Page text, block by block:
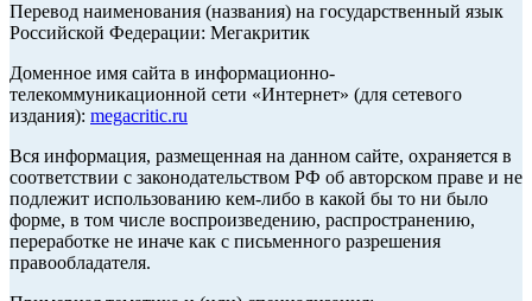
Перевод наименования (названия) на государственный язык
Российской Федерации: Мегакритик
Доменное имя сайта в информационно-
телекоммуникационной сети «Интернет» (для сетевого
издания): megacritic.ru
Вся информация, размещенная на данном сайте, охраняется в
соответствии с законодательством РФ об авторском праве и не
подлежит использованию кем-либо в какой бы то ни было
форме, в том числе воспроизведению, распространению,
переработке не иначе как с письменного разрешения
правообладателя.